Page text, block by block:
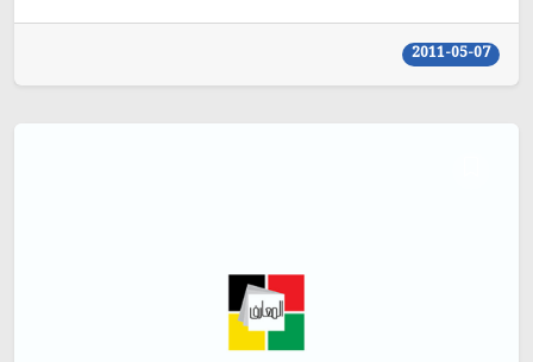
2011-05-07